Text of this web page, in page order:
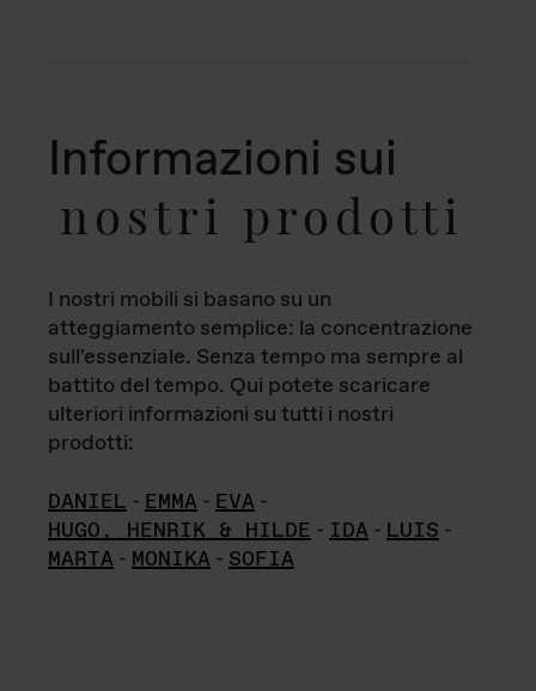
Informazioni sui
nostri prodotti
I nostri mobili si basano su un
atteggiamento semplice: la concentrazione
sull'essenziale. Senza tempo ma sempre al
battito del tempo. Qui potete scaricare
ulteriori informazioni su tutti i nostri
prodotti:
DANIEL - EMMA - EVA -
HUGO, HENRIK & HILDE - IDA - LUIS -
MARTA - MONIKA - SOFIA